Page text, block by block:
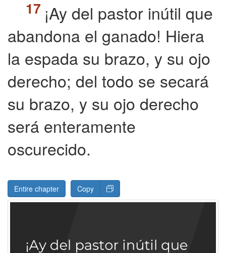
¡Ay del pastor inútil que
abandona el ganado! Hiera
la espada su brazo, y su ojo
derecho; del todo se secará
su brazo, y su ojo derecho
será enteramente
oscurecido.
Entire chapter Copy